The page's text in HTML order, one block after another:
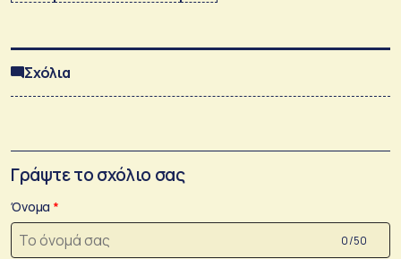
Σχόλια
Γράψτε το σχόλιο σας
Όνομα
0 /50